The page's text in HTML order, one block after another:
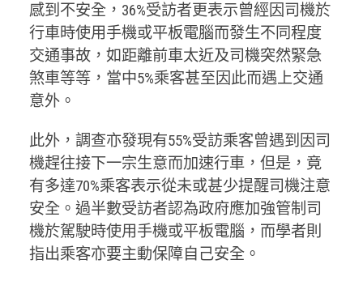
感到不安全，36%受訪者更表示曾經因司機於
行車時使用手機或平板電腦而發生不同程度
交通事故，如距離前車太近及司機突然緊急
煞車等等，當中5%乘客甚至因此而遇上交通
意外。
此外，調查亦發現有55%受訪乘客曾遇到因司
機趕往接下一宗生意而加速行車，但是，竟
有多達70%乘客表示從未或甚少提醒司機注意
安全。過半數受訪者認為政府應加強管制司
機於駕駛時使用手機或平板電腦，而學者則
指出乘客亦要主動保障自己安全。